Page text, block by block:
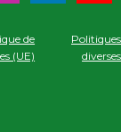
de
(UE)
Politiques
diverses